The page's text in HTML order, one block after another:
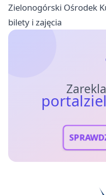
Zielonogórski Ośrodek
bilety i zajęcia